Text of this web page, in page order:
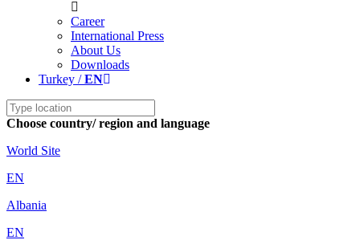
Career
International Press
About Us
Downloads
Turkey /EN
Choose country/ region and language
World Site
EN
Albania
EN